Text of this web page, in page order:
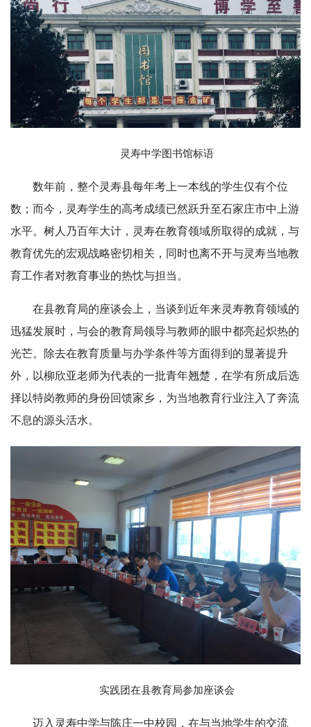
灵寿中学图书馆标语
数年前，整个灵寿县每年考上一本线的学生仅有个位
数；而今，灵寿学生的高考成绩已然跃升至石家庄市中上游
水平。树人乃百年大计，灵寿在教育领域所取得的成就，与
教育优先的宏观战略密切相关，同时也离不开与灵寿当地教
育工作者对教育事业的热忱与担当。
在县教育局的座谈会上，当谈到近年来灵寿教育领域的
迅猛发展时，与会的教育局领导与教师的眼中都亮起炽热的
光芒。除去在教育质量与办学条件等方面得到的显著提升
外，以柳欣亚老师为代表的一批青年翘楚，在学有所成后选
择以特岗教师的身份回馈家乡，为当地教育行业注入了奔流
不息的源头活水。
实践团在县教育局参加座谈会
迈入灵寿中学与陈庄一中校园，在与当地学生的交流